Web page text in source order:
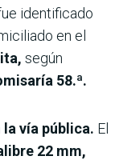
identificado
en el
según
58.ª.
la vía pública. El
22 mm,